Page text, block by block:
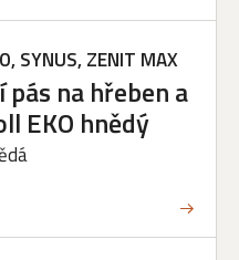
SYNUS, ZENIT MAX
na hřeben a
EKO hnědý